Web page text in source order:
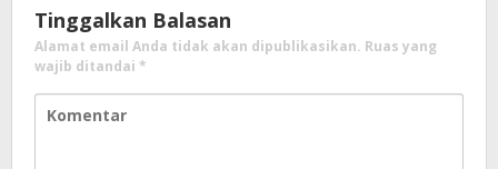
Tinggalkan Balasan
Alamat email Anda tidak akan dipublikasikan. Ruas yang
wajib ditandai *